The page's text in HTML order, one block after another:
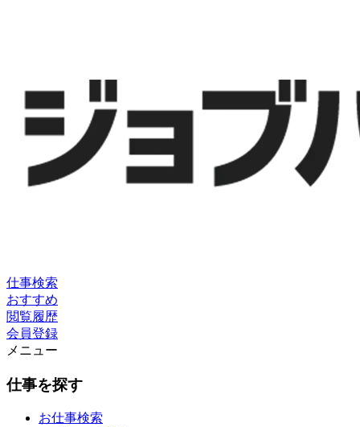
仕事検索
おすすめ
閲覧履歴
会員登録
メニュー
仕事を探す
お仕事検索